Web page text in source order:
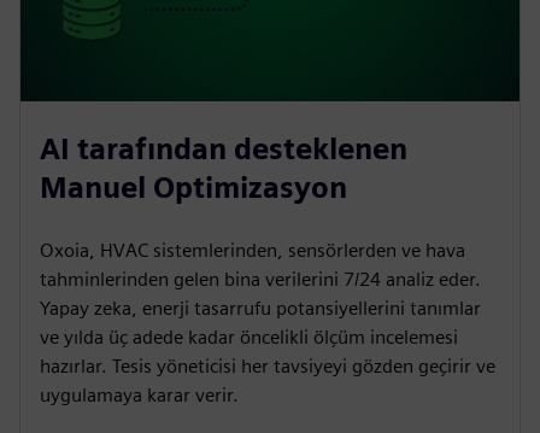
AI tarafından desteklenen
Manuel Optimizasyon
Oxoia, HVAC sistemlerinden, sensörlerden ve hava
tahminlerinden gelen bina verilerini 7/24 analiz eder.
Yapay zeka, enerji tasarrufu potansiyellerini tanımlar
ve yılda üç adede kadar öncelikli ölçüm incelemesi
hazırlar. Tesis yöneticisi her tavsiyeyi gözden geçirir ve
uygulamaya karar verir.